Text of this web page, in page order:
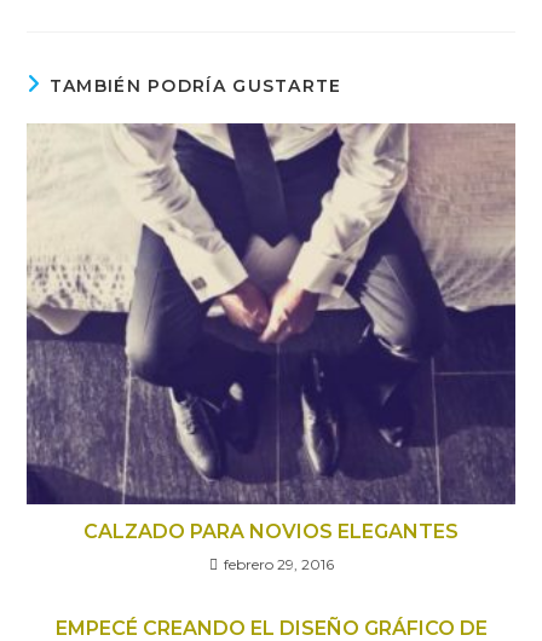
TAMBIÉN PODRÍA GUSTARTE
CALZADO PARA NOVIOS ELEGANTES
febrero 29, 2016
EMPECÉ CREANDO EL DISEÑO GRÁFICO DE